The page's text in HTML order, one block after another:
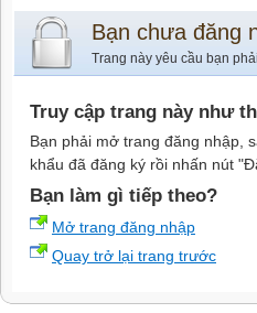
Bạn chưa đăng
Trang này yêu cầu bạn
Truy cập trang này như
Bạn phải mở trang đăng nhập,
khẩu đã đăng ký rồi nhấn nút
Bạn làm gì tiếp theo?
Mở trang đăng nhập
Quay trở lại trang trước